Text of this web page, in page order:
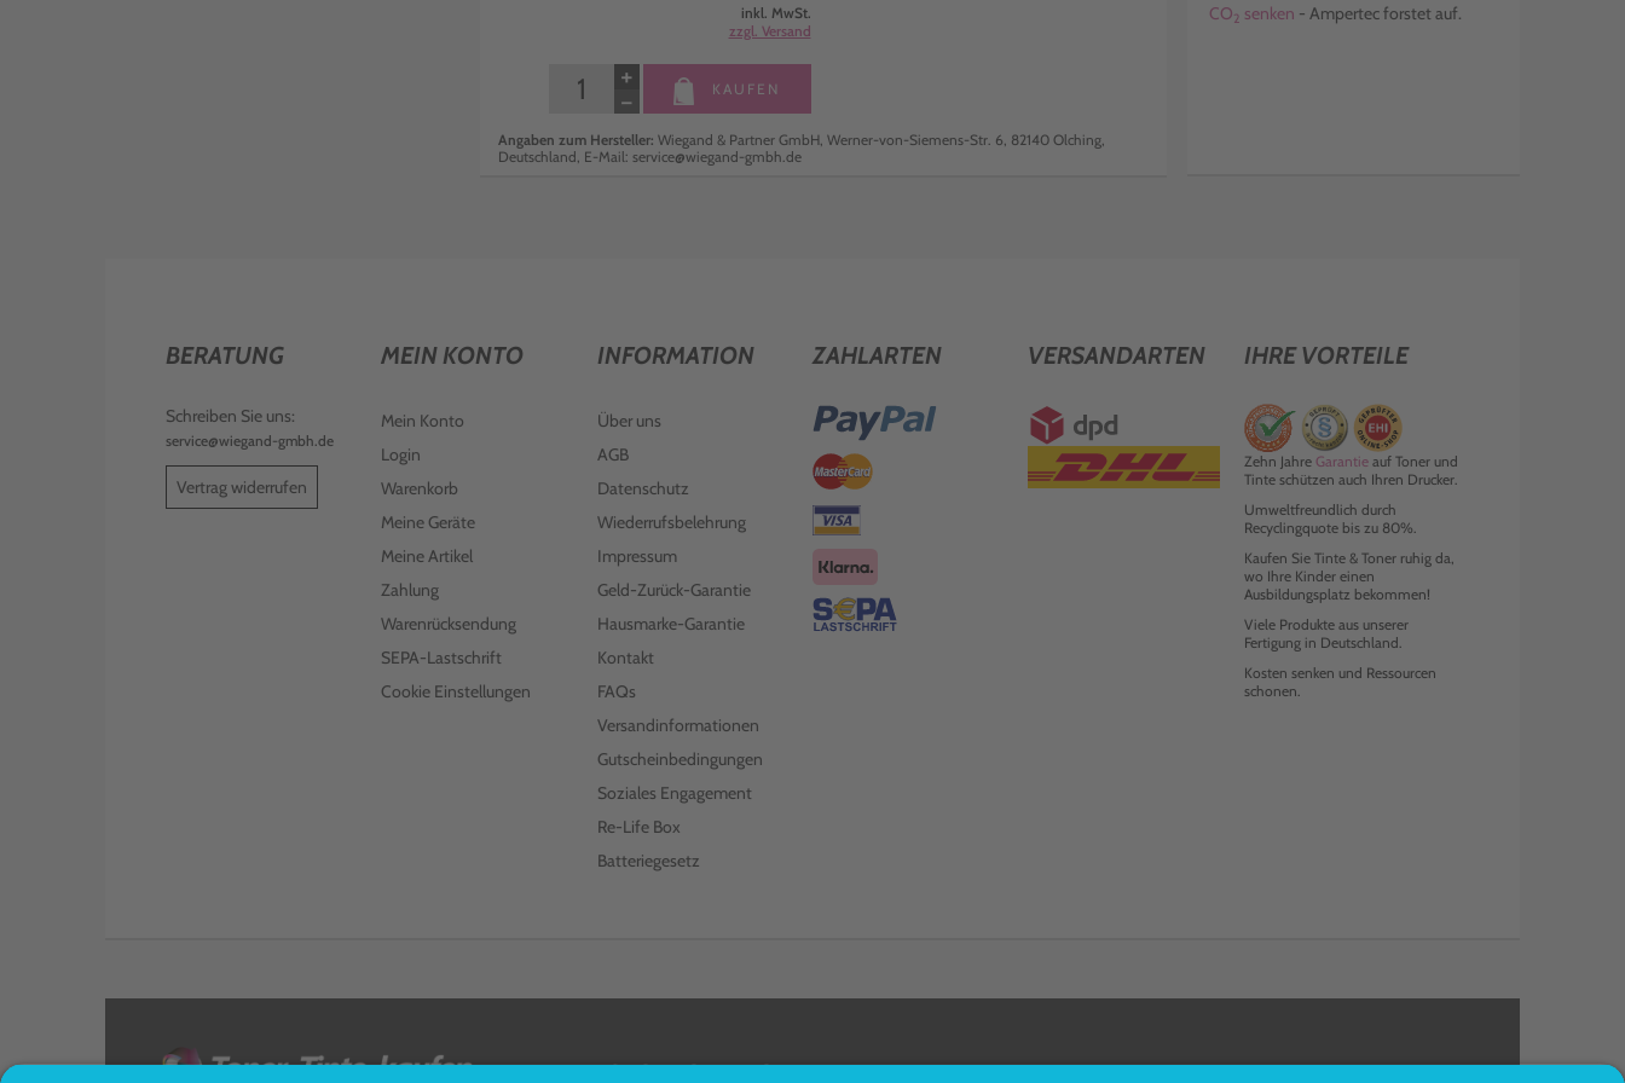
inkl. MwSt.
zzgl. Versand
−
+ KAUFEN
Angaben zum Hersteller: Wiegand & Partner GmbH, Werner-von-Siemens-Str. 6, 82140 Olching,
Deutschland, E-Mail: service@wiegand-gmbh.de
CO2 senken - Ampertec forstet auf.
BERATUNG
Schreiben Sie uns:
service@wiegand-gmbh.de
Vertrag widerrufen
MEIN KONTO
Mein Konto
Login
Warenkorb
Meine Geräte
Meine Artikel
Zahlung
Warenrücksendung
SEPA-Lastschrift
Cookie Einstellungen
INFORMATION
Über uns
AGB
Datenschutz
Wiederrufsbelehrung
Impressum
Geld-Zurück-Garantie
Hausmarke-Garantie
Kontakt
FAQs
Versandinformationen
Gutscheinbedingungen
Soziales Engagement
Re-Life Box
Batteriegesetz
ZAHLARTEN VERSANDARTEN IHRE VORTEILE
Zehn Jahre Garantieauf Toner und
Tinte schützen auch Ihren Drucker.
Umweltfreundlich durch
Recyclingquote bis zu 80%.
Kaufen Sie Tinte & Toner ruhig da,
wo Ihre Kinder einen
Ausbildungsplatz bekommen!
Viele Produkte aus unserer
Fertigung in Deutschland.
Kosten senken und Ressourcen
schonen.
< FOLGEN SIE UNS